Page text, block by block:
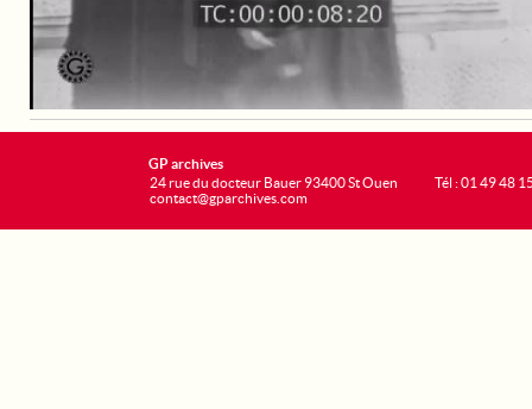
GP archives
24 rue du docteur Bauer 93400 St Ouen
contact@gparchives.com
Tél : 01 49 48